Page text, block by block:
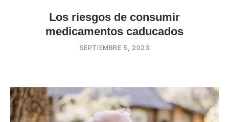
Los riesgos de consumir
medicamentos caducados
SEPTIEMBRE 5, 2023